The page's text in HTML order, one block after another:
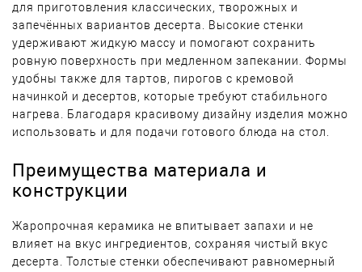
для приготовления классических, творожных и
запечённых вариантов десерта. Высокие стенки
удерживают жидкую массу и помогают сохранить
ровную поверхность при медленном запекании. Формы
удобны также для тартов, пирогов с кремовой
начинкой и десертов, которые требуют стабильного
нагрева. Благодаря красивому дизайну изделия можно
использовать и для подачи готового блюда на стол.
Преимущества материала и
конструкции
Жаропрочная керамика не впитывает запахи и не
влияет на вкус ингредиентов, сохраняя чистый вкус
десерта. Толстые стенки обеспечивают равномерный